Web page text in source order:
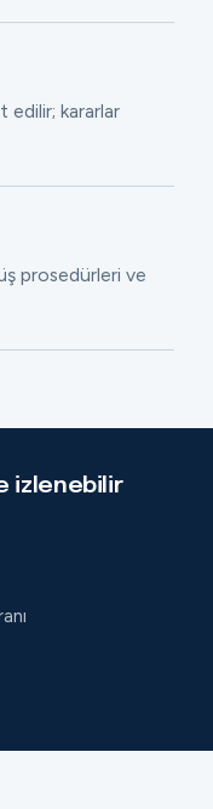
edilir; kararlar
prosedürleri ve
izlenebilir